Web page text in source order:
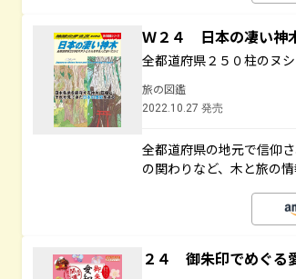
Ｗ２４ 日本の凄い神
全都道府県２５０柱のヌ
旅の図鑑
2022.10.27 発売
全都道府県の地元で信仰
の関わりなど、木と旅の情
２４ 御朱印でめぐ